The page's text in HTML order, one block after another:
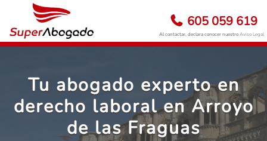
605 059 619
Al contactar, declara conocer nuestroAviso Legal
Tu abogado experto en
derecho laboral en Arroyo
de las Fraguas